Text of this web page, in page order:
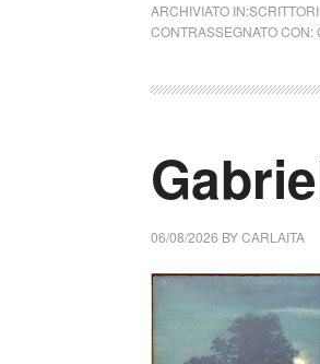
ARCHIVIATO IN:SCRITTORI
CONTRASSEGNATO CON:
06/08/2026 BYCARLAITA